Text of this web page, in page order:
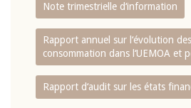
Note trimestrielle d‘information
Rapport annuel sur l‘évolution
consommation dans l‘UEMOA et
Rapport d‘audit sur les états